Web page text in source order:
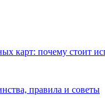
карт: почему стоит
правила и советы